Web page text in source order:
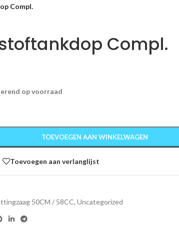
Compl.
Compl.
op voorraad
TOEVOEGEN AAN WINKELWAGEN
Toevoegen aan verlanglijst
50CM / 58CC, Uncategorized